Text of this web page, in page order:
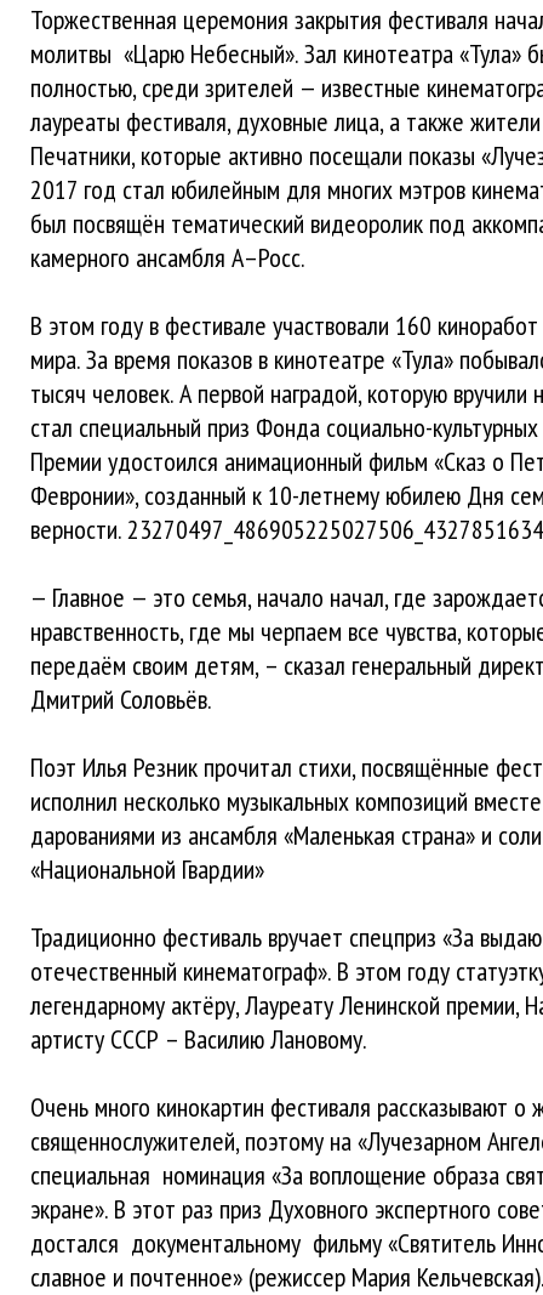
Торжественная церемония закрытия фестиваля
молитвы «Царю Небесный». Зал кинотеатра «Тула»
полностью, среди зрителей — известные
лауреаты фестиваля, духовные лица, а также
Печатники, которые активно посещали показы
2017 год стал юбилейным для многих мэтров
был посвящён тематический видеоролик под
камерного ансамбля А–Росс.
В этом году в фестивале участвовали 160
мира. За время показов в кинотеатре «Тула»
тысяч человек. А первой наградой, которую вручили
стал специальный приз Фонда социально-
Премии удостоился анимационный фильм «Сказ о
Февронии», созданный к 10-летнему юбилею Дня
верности.
— Главное — это семья, начало начал, где
нравственность, где мы черпаем все чувства,
передаём своим детям, – сказал генеральный
Дмитрий Соловьёв.
Поэт Илья Резник прочитал стихи, посвящённые
исполнил несколько музыкальных композиций
дарованиями из ансамбля «Маленькая страна» и
«Национальной Гвардии»
Традиционно фестиваль вручает спецприз «За
отечественный кинематограф». В этом году
легендарному актёру, Лауреату Ленинской премии,
артисту СССР – Василию Лановому.
Очень много кинокартин фестиваля рассказывают о
священнослужителей, поэтому на «Лучезарном
специальная номинация «За воплощение образа
экране». В этот раз приз Духовного экспертного
достался документальному фильму «Святитель
славное и почтенное» (режиссер Мария